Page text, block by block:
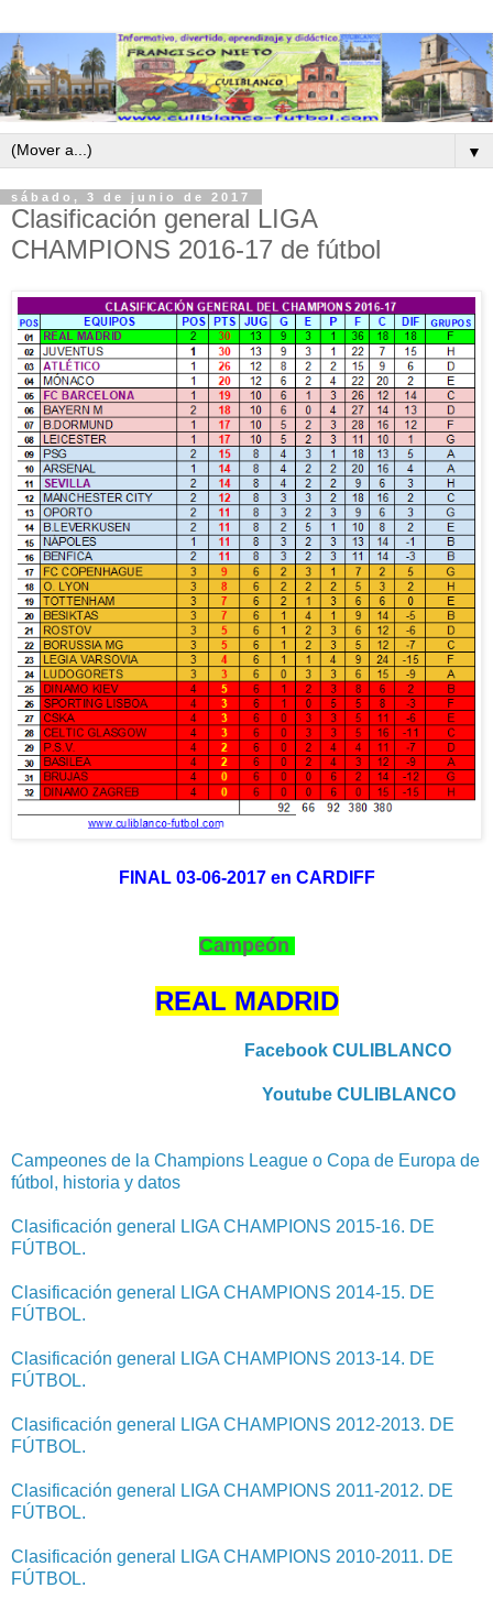
▼
sábado, 3 de junio de 2017
Clasificación general LIGA
CHAMPIONS 2016-17 de fútbol
FINAL 03-06-2017 en CARDIFF
Campeón
REAL MADRID
Facebook CULIBLANCO
Youtube CULIBLANCO
Campeones de la Champions League o Copa de Europa de
fútbol, historia y datos
Clasificación general LIGA CHAMPIONS 2015-16. DE
FÚTBOL.
Clasificación general LIGA CHAMPIONS 2014-15. DE
FÚTBOL.
Clasificación general LIGA CHAMPIONS 2013-14. DE
FÚTBOL.
Clasificación general LIGA CHAMPIONS 2012-2013. DE
FÚTBOL.
Clasificación general LIGA CHAMPIONS 2011-2012. DE
FÚTBOL.
Clasificación general LIGA CHAMPIONS 2010-2011. DE
FÚTBOL.